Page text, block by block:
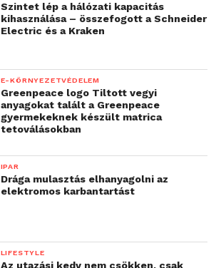
Szintet lép a hálózati kapacitás
kihasználása – összefogott a Schneider
Electric és a Kraken
E-KÖRNYEZETVÉDELEM
Greenpeace logo Tiltott vegyi
anyagokat talált a Greenpeace
gyermekeknek készült matrica
tetoválásokban
IPAR
Drága mulasztás elhanyagolni az
elektromos karbantartást
LIFESTYLE
Az utazási kedv nem csökken, csak